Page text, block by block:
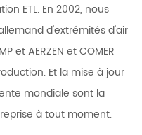
ETL. En 2002, nous
d'extrémités d'air
et AERZEN et COMER
Et la mise à jour
mondiale sont la
à tout moment.